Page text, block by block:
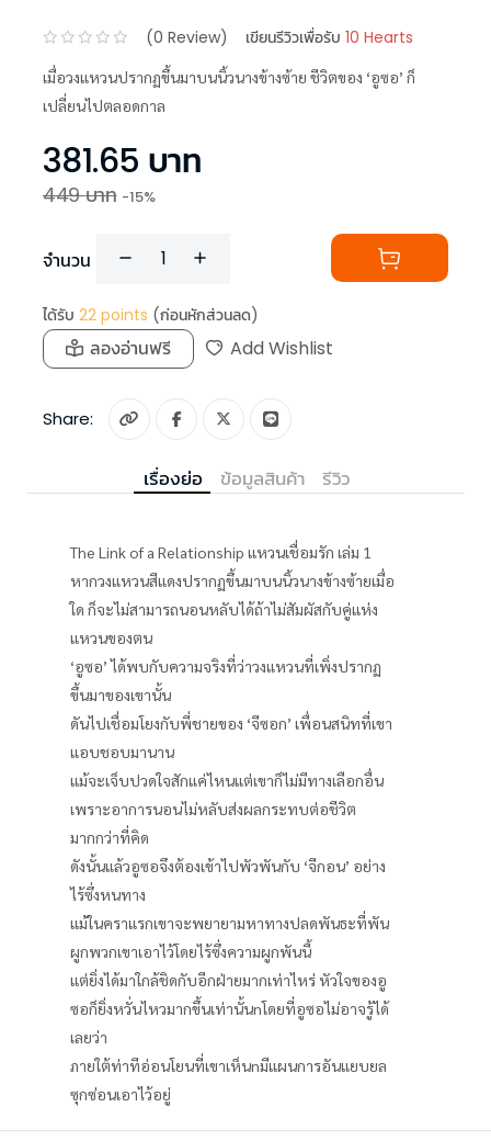
(0 Review) เขียนรีวิวเพื่อรับ 10 Hearts
เมื่อวงแหวนปรากฏขึ้นมาบนนิ้วนางข้างซ้าย ชีวิตของ ‘อูซอ’ ก็
เปลี่ยนไปตลอดกาล
381.65 บาท
449บาท -15%
จำนวน
ได้รับ 22 points (ก่อนหักส่วนลด)
ลองอ่านฟรี Add Wishlist
Share:
เรื่องย่อ ข้อมูลสินค้า รีวิว
The Link of a Relationship แหวนเชื่อมรัก เล่ม 1
หากวงแหวนสีแดงปรากฏขึ้นมาบนนิ้วนางข้างซ้ายเมื่อ
ใด ก็จะไม่สามารถนอนหลับได้ถ้าไม่สัมผัสกับคู่แห่ง
แหวนของตน
‘อูซอ’ ได้พบกับความจริงที่ว่าวงแหวนที่เพิ่งปรากฏ
ขึ้นมาของเขานั้น
ดันไปเชื่อมโยงกับพี่ชายของ ‘จีซอก’ เพื่อนสนิทที่เขา
แอบชอบมานาน
แม้จะเจ็บปวดใจสักแค่ไหนแต่เขาก็ไม่มีทางเลือกอื่น
เพราะอาการนอนไม่หลับส่งผลกระทบต่อชีวิต
มากกว่าที่คิด
ดังนั้นแล้วอูซอจึงต้องเข้าไปพัวพันกับ ‘จีกอน’ อย่าง
ไร้ซึ่งหนทาง
แม้ในคราแรกเขาจะพยายามหาทางปลดพันธะที่พัน
ผูกพวกเขาเอาไว้โดยไร้ซึ่งความผูกพันนี้
แต่ยิ่งได้มาใกล้ชิดกับอีกฝ่ายมากเท่าไหร่ หัวใจของอู
ซอก็ยิ่งหวั่นไหวมากขึ้นเท่านั้นnโดยที่อูซอไม่อาจรู้ได้
เลยว่า
ภายใต้ท่าทีอ่อนโยนที่เขาเห็นnมีแผนการอันแยบยล
ซุกซ่อนเอาไว้อยู่